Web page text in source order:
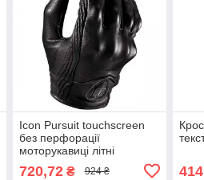
Icon Pursuit touchscreen
без перфорації
моторукавиці літні
720,72₴ 924 ₴ 414